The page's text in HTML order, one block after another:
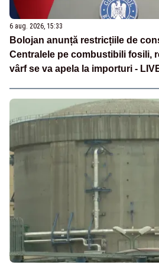
6 aug. 2026, 15:33
Bolojan anunță restricțiile de
Centralele pe combustibili fosili,
vârf se va apela la importuri -